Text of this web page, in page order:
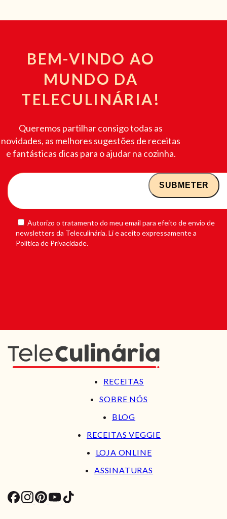
BEM-VINDO AO
MUNDO DA
TELECULINÁRIA!
Queremos partilhar consigo todas as
novidades, as melhores sugestões de receitas
e fantásticas dicas para o ajudar na cozinha.
Autorizo o tratamento do meu email para efeito de envio de
newsletters da Teleculinária. Li e aceito expressamente a
Política de Privacidade.
RECEITAS
SOBRE NÓS
BLOG
RECEITAS VEGGIE
LOJA ONLINE
ASSINATURAS